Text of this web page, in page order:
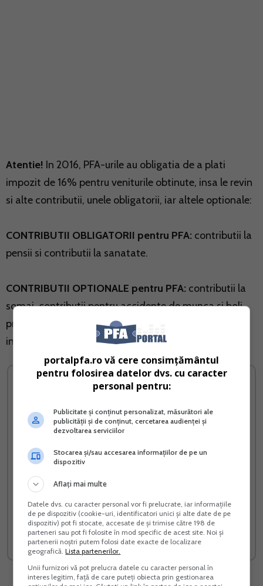
Atentie! In 2016, PFA-urile au obligatia de a plati
impozit de 16% pentru veniturile obtinute, insa le revin
si alte contributii, unele obligatorii, iar altele optionale:
CONTRIBUTII OBLIGATORII pentru PFA: contributii la
pensii si contributii la sanatate.
CONTRIBUTII OPTIONALE pentru PFA: contributii la
somaj, contributii pentru accidente de munca si boli
profesionale, contributii pentru concedii si
indemnizatii.
RIDE-SHARING implicatii
fiscale si evidenta
contabila pentru PFA si SRL
Vreau acest produs →
afaceri
Vreau acest produs →
portalpfa.ro vă cere consimțământul
pentru folosirea datelor dvs. cu caracter
personal pentru:
Publicitate și conținut personalizat, măsurători ale
publicității și de conținut, cercetarea audienței și
dezvoltarea serviciilor
Stocarea și/sau accesarea informațiilor de pe un
dispozitiv
Aflați mai multe
Datele dvs. cu caracter personal vor fi prelucrate, iar informațiile
de pe dispozitiv (cookie-uri, identificatori unici și alte date de pe
dispozitiv) pot fi stocate, accesate de și trimise către 198 de
parteneri sau pot fi folosite în mod specific de acest site. Noi și
partenerii noștri putem folosi date exacte de localizare
geografică.Lista partenerilor.
Unii furnizori vă pot prelucra datele cu caracter personal în
interes legitim, față de care puteți obiecta prin gestionarea